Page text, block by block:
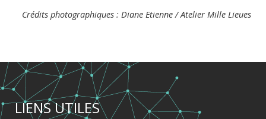
Crédits photographiques : Diane Etienne / Atelier Mille Lieues
LIENS UTILES